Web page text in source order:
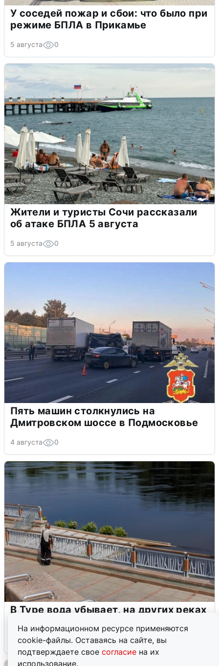
На информационном ресурсе применяются
cookie-файлы. Оставаясь на сайте, вы
подтверждаете свое согласие на их
использование.
У соседей пожар и сбои: что было при
режиме БПЛА в Прикамье
5 августа 0
Жители и туристы Сочи рассказали
об атаке БПЛА 5 августа
5 августа 0
Пять машин столкнулись на
Дмитровском шоссе в Подмосковье
4 августа 0
В Туре вода убывает, на других реках
4 августа 0